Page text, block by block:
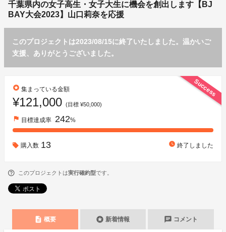
千葉県内の女子高生・女子大生に機会を創出します【BJ
BAY大会2023】山口莉奈を応援
このプロジェクトは2023/08/15に終了いたしました。温かいご
支援、ありがとうございました。
Success
stars 集まっている金額
¥121,000 (目標 ¥50,000)
flag 目標達成率 242%
購入数 13 watch_later 終了しました
このプロジェクトは実行確約型です。
description 概要 stars 新着情報 chat コメント